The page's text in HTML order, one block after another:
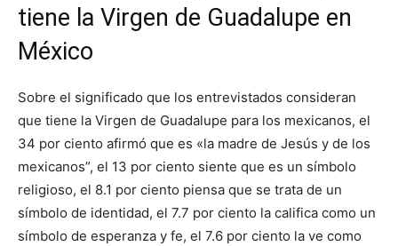
tiene la Virgen de Guadalupe en
México
Sobre el significado que los entrevistados consideran
que tiene la Virgen de Guadalupe para los mexicanos, el
34 por ciento afirmó que es «la madre de Jesús y de los
mexicanos”, el 13 por ciento siente que es un símbolo
religioso, el 8.1 por ciento piensa que se trata de un
símbolo de identidad, el 7.7 por ciento la califica como un
símbolo de esperanza y fe, el 7.6 por ciento la ve como